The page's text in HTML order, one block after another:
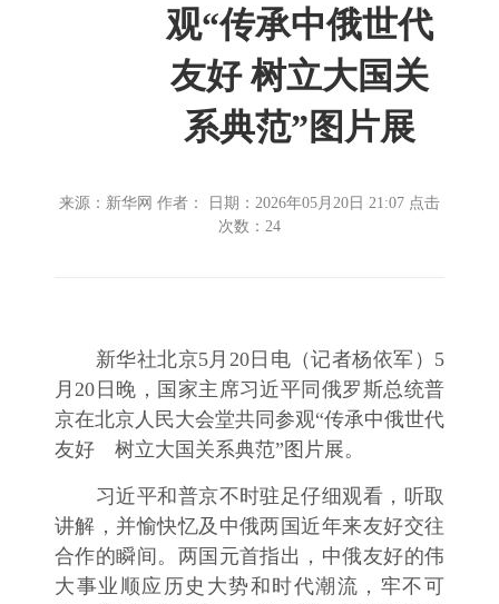
观“传承中俄世代
友好 树立大国关
系典范”图片展
来源：新华网 作者： 日期：2026年05月20日 21:07 点击
次数： 24
新华社北京5月20日电（记者杨依军）5
月20日晚，国家主席习近平同俄罗斯总统普
京在北京人民大会堂共同参观“传承中俄世代
友好 树立大国关系典范”图片展。
习近平和普京不时驻足仔细观看，听取
讲解，并愉快忆及中俄两国近年来友好交往
合作的瞬间。两国元首指出，中俄友好的伟
大事业顺应历史大势和时代潮流，牢不可